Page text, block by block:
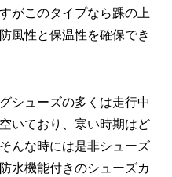
がこのタイプなら踝の上
風性と保温性を確保でき
シューズの多くは走行中
いており、寒い時期はど
んな時には是非シューズ
水機能付きのシューズカ